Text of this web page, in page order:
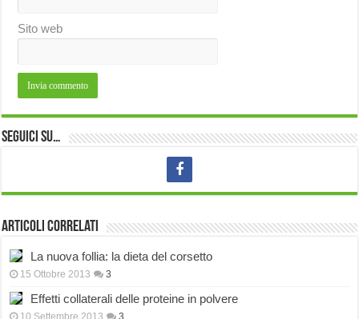
Sito web
Seguici su…
Articoli correlati
La nuova follia: la dieta del corsetto
15 Ottobre 2013 3
Effetti collaterali delle proteine in polvere